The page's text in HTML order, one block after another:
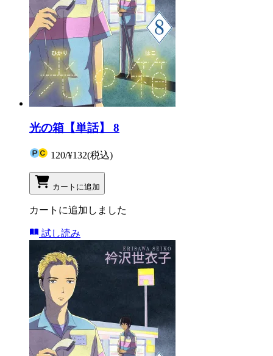
光の箱【単話】 8
120/¥132(税込)
カートに追加
カートに追加しました
試し読み